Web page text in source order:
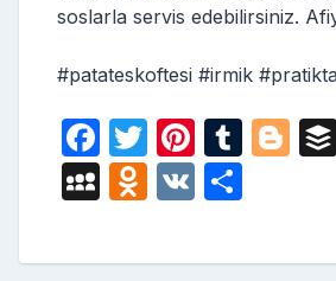
soslarla servis edebilirsiniz.
#patateskoftesi #irmik
F
a
c
e
T
w
itt
er
Pi
nt
er
e
T
bl
Bl
g
M
S
O
n
V
ar